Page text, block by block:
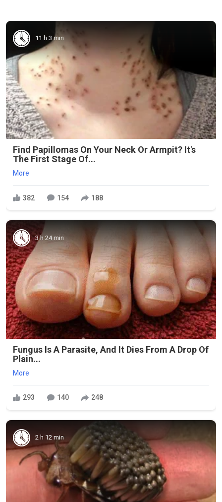
11 h 3 min
Find Papillomas On Your Neck Or Armpit? It's
The First Stage Of...
More
382 154 188
3 h 24 min
Fungus Is A Parasite, And It Dies From A Drop Of
Plain...
More
293 140 248
2 h 12 min